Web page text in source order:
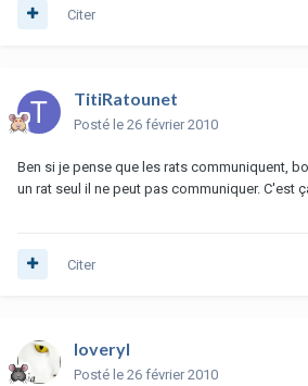
Citer
TitiRatounet
Posté le 26 février 2010
Ben si je pense que les rats communiquent,
un rat seul il ne peut pas communiquer. C'est
Citer
loveryl
Posté le 26 février 2010